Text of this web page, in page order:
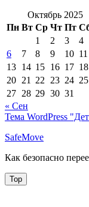
Октябрь 2025
Пн Вт Ср Чт Пт
1
2 3 4
6
7 8 9 10 11
13 14 15 16 17 18
20 21 22 23 24 25
27 28 29 30 31
« Сен
Тема WordPress
SafeMove
Как безопасно
Top